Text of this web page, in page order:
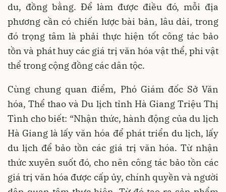
du, đồng bằng. Để làm được điều đó, mỗi địa
phương cần có chiến lược bài bản, lâu dài, trong
đó trọng tâm là phải thực hiện tốt công tác bảo
tồn và phát huy các giá trị văn hóa vật thể, phi vật
thể trong cộng đồng các dân tộc.
Cùng chung quan điểm, Phó Giám đốc Sở Văn
hóa, Thể thao và Du lịch tỉnh Hà Giang Triệu Thị
Tình cho biết: “Nhận thức, hành động của du lịch
Hà Giang là lấy văn hóa để phát triển du lịch, lấy
du lịch để bảo tồn các giá trị văn hóa. Từ nhận
thức xuyên suốt đó, cho nên công tác bảo tồn các
giá trị văn hóa được cấp ủy, chính quyền và người